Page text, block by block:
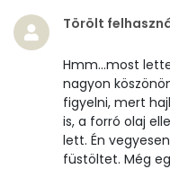
Törölt
Hmm...most
nagyon
figyelni, mert
is, a forró olaj
lett. Én
füstöltet. Még